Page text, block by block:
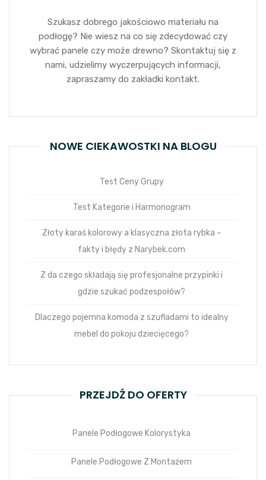
Szukasz dobrego jakościowo materiału na
podłogę? Nie wiesz na co się zdecydować czy
wybrać panele czy może drewno? Skontaktuj się z
nami, udzielimy wyczerpujących informacji,
zapraszamy do zakładki kontakt.
NOWE CIEKAWOSTKI NA BLOGU
Test Ceny Grupy
Test Kategorie i Harmonogram
Złoty karaś kolorowy a klasyczna złota rybka –
fakty i błędy z Narybek.com
Z da czego składają się profesjonalne przypinki i
gdzie szukać podzespołów?
Dlaczego pojemna komoda z szufladami to idealny
mebel do pokoju dziecięcego?
PRZEJDŹ DO OFERTY
Panele Podłogowe Kolorystyka
Panele Podłogowe Z Montażem